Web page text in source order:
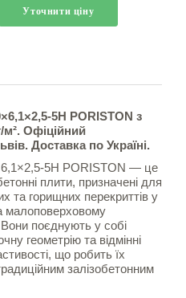
Уточнити ціну
5Н PORISTON з
м². Офіційний
Доставка по Україні.
5Н PORISTON — це
плити, призначені для
та горищних перекриттів у
малоповерховому
поєднують у собі
геометрію та відмінні
що робить їх
залізобетонним